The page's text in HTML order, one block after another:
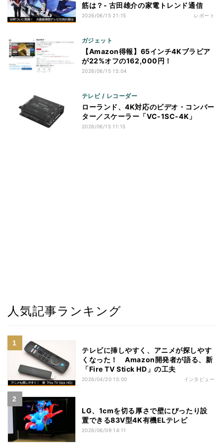
筋は？- 古田雄介の家電トレンド通信
2026/06/15 21:15 レポート
ガジェット
【Amazon得報】65インチ4Kブラビア
が22%オフの162,000円！
2026/06/15 15:04
テレビ / レコーダー
ローランド、4K対応のビデオ・コンバー
ター／スケーラー「VC-1SC-4K」
2026/06/15 11:15
人気記事ランキング
テレビに挿しやすく、アニメが探しやす
くなった！ Amazon開発者が語る、新
「Fire TV Stick HD」の工夫
2026/04/20 15:00 インタビュー
LG、1cmを切る厚さで壁にぴったり設
置できる83V型4K有機ELテレビ
2026/06/09 14:11